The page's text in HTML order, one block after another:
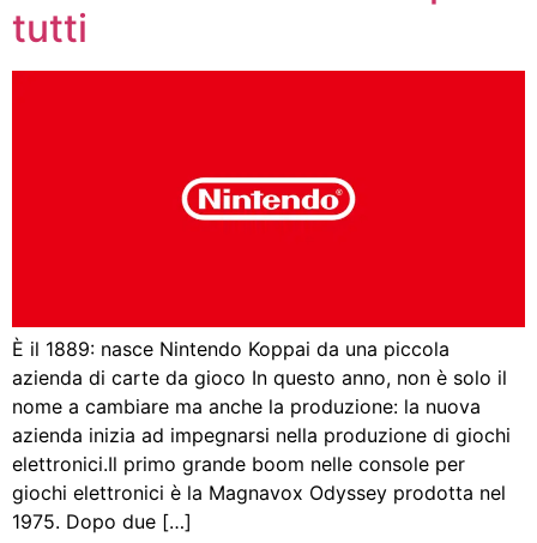
tutti
È il 1889: nasce Nintendo Koppai da una piccola
azienda di carte da gioco In questo anno, non è solo il
nome a cambiare ma anche la produzione: la nuova
azienda inizia ad impegnarsi nella produzione di giochi
elettronici.Il primo grande boom nelle console per
giochi elettronici è la Magnavox Odyssey prodotta nel
1975. Dopo due […]